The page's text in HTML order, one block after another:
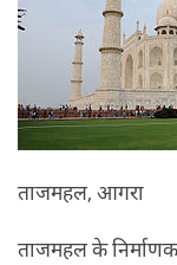
ताजमहल, आगरा
ताजमहल के